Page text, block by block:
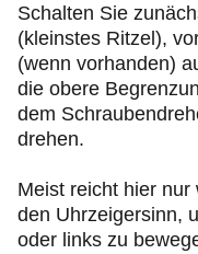
Schalten Sie
(kleinstes Ritzel),
(wenn vorhanden)
die obere
dem
drehen.
Meist reicht hier
den Uhrzeigersinn,
oder links zu